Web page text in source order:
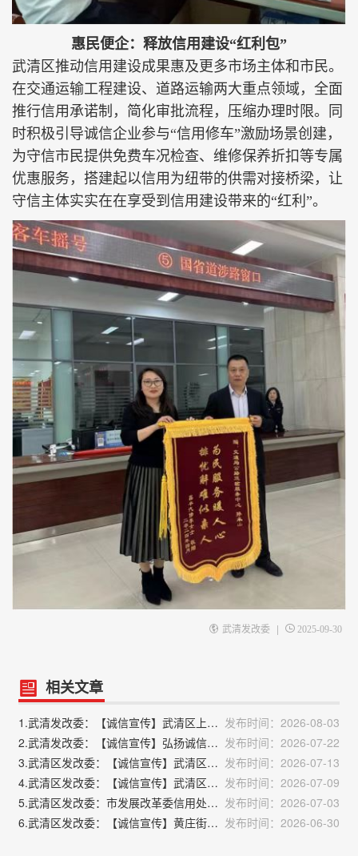
惠民便企：释放信用建设“红利包”
武清区推动信用建设成果惠及更多市场主体和市民。
在交通运输工程建设、道路运输两大重点领域，全面
推行信用承诺制，简化审批流程，压缩办理时限。同
时积极引导诚信企业参与“信用修车”激励场景创建，
为守信市民提供免费车况检查、维修保养折扣等专属
优惠服务，搭建起以信用为纽带的供需对接桥梁，让
守信主体实实在在享受到信用建设带来的“红利”。
武清发改委 | 2025-09-30
相关文章
1.武清发改委：【诚信宣传】武清区上马台镇积极开展诚信宣传活动 发布时间：2026-08-03
2.武清发改委：【诚信宣传】弘扬诚信新风 共建文明社区——黄庄街道党群服务中心联合双寺营社区开展诚信宣传活动 发布时间：2026-07-22
3.武清区发改委：【诚信宣传】武清区崔黄口镇开展“诚信建设万里行”主题宣传活动 发布时间：2026-07-13
4.武清区发改委：【诚信宣传】武清区市政中心开展诚信文化宣传活动 发布时间：2026-07-09
5.武清区发改委：市发展改革委信用处赴武清区调研信用建设工作 发布时间：2026-07-03
6.武清区发改委：【诚信宣传】黄庄街道党群服务中心联合泉昇社区开展六月诚信主题宣传活动 发布时间：2026-06-30